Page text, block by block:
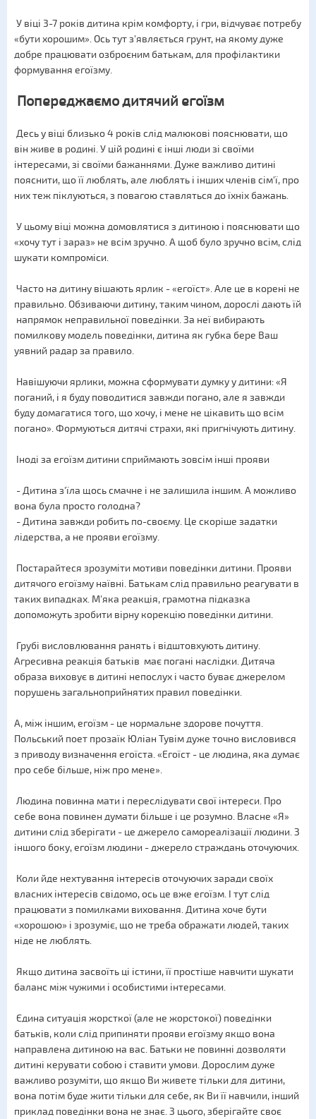
У віці 3-7 років дитина крім комфорту, і гри, відчуває потребу
«бути хорошим». Ось тут з'являється грунт, на якому дуже
добре працювати озброєним батькам, для профілактики
формування егоїзму.
Попереджаємо дитячий егоїзм
Десь у віці близько 4 років слід малюкові пояснювати, що
він живе в родині. У цій родині є інші люди зі своїми
інтересами, зі своїми бажаннями. Дуже важливо дитині
пояснити, що її люблять, але люблять і інших членів сім'ї, про
них теж піклуються, з повагою ставляться до їхніх бажань.
У цьому віці можна домовлятися з дитиною і пояснювати що
«хочу тут і зараз» не всім зручно. А щоб було зручно всім, слід
шукати компроміси.
Часто на дитину вішають ярлик - «егоїст». Але це в корені не
правильно. Обзиваючи дитину, таким чином, дорослі дають їй
напрямок неправильної поведінки. За неї вибирають
помилкову модель поведінки, дитина як губка бере Ваш
уявний радар за правило.
Навішуючи ярлики, можна сформувати думку у дитини: «Я
поганий, і я буду поводитися завжди погано, але я завжди
буду домагатися того, що хочу, і мене не цікавить що всім
погано». Формуються дитячі страхи, які пригнічують дитину.
Іноді за егоїзм дитини сприймають зовсім інші прояви
- Дитина з'їла щось смачне і не залишила іншим. А можливо
вона була просто голодна?
- Дитина завжди робить по-своєму. Це скоріше задатки
лідерства, а не прояви егоїзму.
Постарайтеся зрозуміти мотиви поведінки дитини. Прояви
дитячого егоїзму наївні. Батькам слід правильно реагувати в
таких випадках. М'яка реакція, грамотна підказка
допоможуть зробити вірну корекцію поведінки дитини.
Грубі висловлювання ранять і відштовхують дитину.
Агресивна реакція батьків має погані наслідки. Дитяча
образа виховує в дитині непослух і часто буває джерелом
порушень загальноприйнятих правил поведінки.
А, між іншим, егоїзм - це нормальне здорове почуття.
Польський поет прозаїк Юліан Тувім дуже точно висловився
з приводу визначення егоїста. «Егоїст - це людина, яка думає
про себе більше, ніж про мене».
Людина повинна мати і переслідувати свої інтереси. Про
себе вона повинен думати більше і це розумно. Власне «Я»
дитини слід зберігати - це джерело самореалізації людини. З
іншого боку, егоїзм людини - джерело страждань оточуючих.
Коли йде нехтування інтересів оточуючих заради своїх
власних інтересів свідомо, ось це вже егоїзм. І тут слід
працювати з помилками виховання. Дитина хоче бути
«хорошою» і зрозуміє, що не треба ображати людей, таких
ніде не люблять.
Якщо дитина засвоїть ці істини, її простіше навчити шукати
баланс між чужими і особистими інтересами.
Єдина ситуація жорсткої (але не жорстокої) поведінки
батьків, коли слід припиняти прояви егоїзму якщо вона
направлена дитиною на вас. Батьки не повинні дозволяти
дитині керувати собою і ставити умови. Дорослим дуже
важливо розуміти, що якщо Ви живете тільки для дитини,
вона потім буде жити тільки для себе, як Ви її навчили, інший
приклад поведінки вона не знає. З цього, зберігайте своє